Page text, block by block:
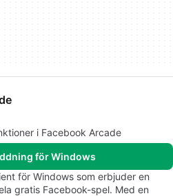
i Facebook Arcade
för Windows
för Windows som erbjuder en
gratis Facebook-spel. Med en